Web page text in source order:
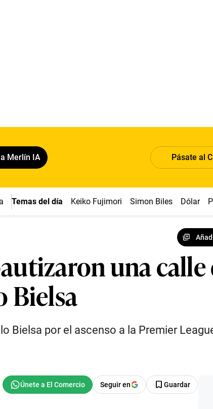
Merlín IA Pásate al
Temas del día Keiko Fujimori Simon Biles Dólar
una
Bielsa
Bielsa por el ascenso a la Premier
Seguir en Guardar